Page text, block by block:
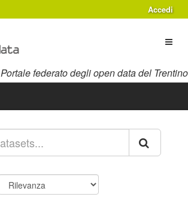
Accedi
Portale federato degli open data del Trentino